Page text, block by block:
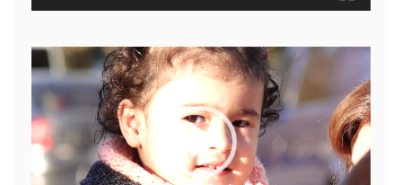
Reproductor
de
video